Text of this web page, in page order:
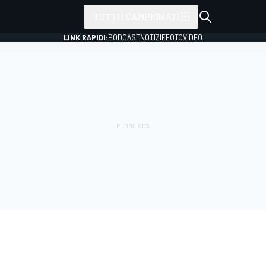
LINK RAPIDI:PODCASTNOTIZIEFOTOVIDEO